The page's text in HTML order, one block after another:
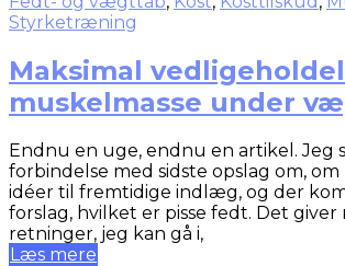
Styrketræning
Maksimal
muskelmasse under
Endnu en uge, endnu en artikel. Jeg
forbindelse med sidste opslag om,
idéer til fremtidige indlæg, og der
forslag, hvilket er pisse fedt. Det giver
retninger, jeg kan gå i,
Læs mere